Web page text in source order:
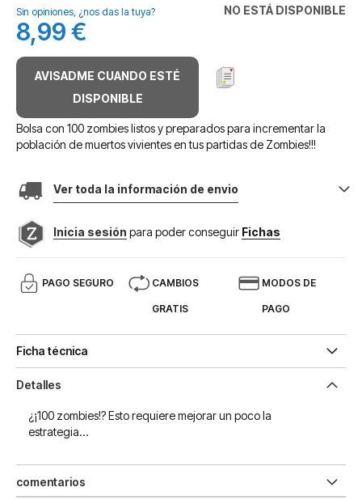
galería
de
imágenes
NO ESTÁ DISPONIBLE
Sin opiniones, ¿nos das la tuya?
8,99 €
AVISADME CUANDO ESTÉ
DISPONIBLE
Bolsa con 100 zombies listos y preparados para incrementar la
población de muertos vivientes en tus partidas de Zombies!!!
Ver toda la información de envio
Inicia sesión para poder conseguir Fichas
PAGO SEGURO CAMBIOS
GRATIS
MODOS DE
PAGO
Ficha técnica
Detalles
¿¡100 zombies!? Esto requiere mejorar un poco la
estrategia...
comentarios